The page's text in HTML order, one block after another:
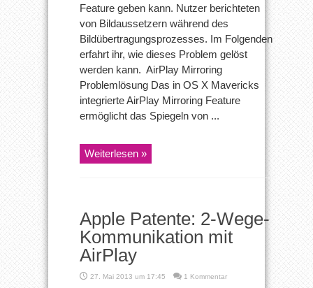
Feature geben kann. Nutzer berichteten
von Bildaussetzern während des
Bildübertragungsprozesses. Im Folgenden
erfahrt ihr, wie dieses Problem gelöst
werden kann. AirPlay Mirroring
Problemlösung Das in OS X Mavericks
integrierte AirPlay Mirroring Feature
ermöglicht das Spiegeln von ...
Weiterlesen »
Apple Patente: 2-Wege-
Kommunikation mit
AirPlay
27. Mai 2013 um 17:45 1 Kommentar